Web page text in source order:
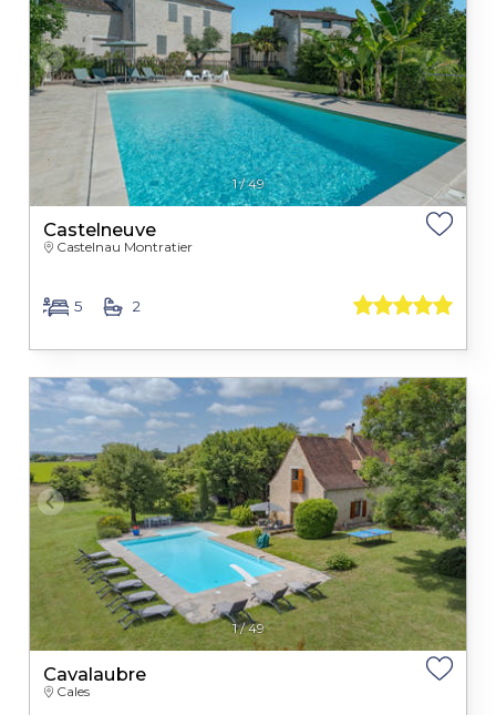
1/49
Castelneuve
Castelnau Montratier
5 2
1/49
Cavalaubre
Cales